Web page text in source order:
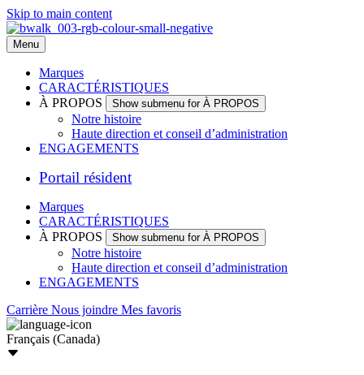
Skip to main content
Menu
Marques
CARACTÉRISTIQUES
À PROPOS
Show submenu for À PROPOS
Notre histoire
Haute direction et conseil d’administration
ENGAGEMENTS
Portail résident
Marques
CARACTÉRISTIQUES
À PROPOS
Show submenu for À PROPOS
Notre histoire
Haute direction et conseil d’administration
ENGAGEMENTS
Carrière Nous joindre Mes favoris
Français (Canada)